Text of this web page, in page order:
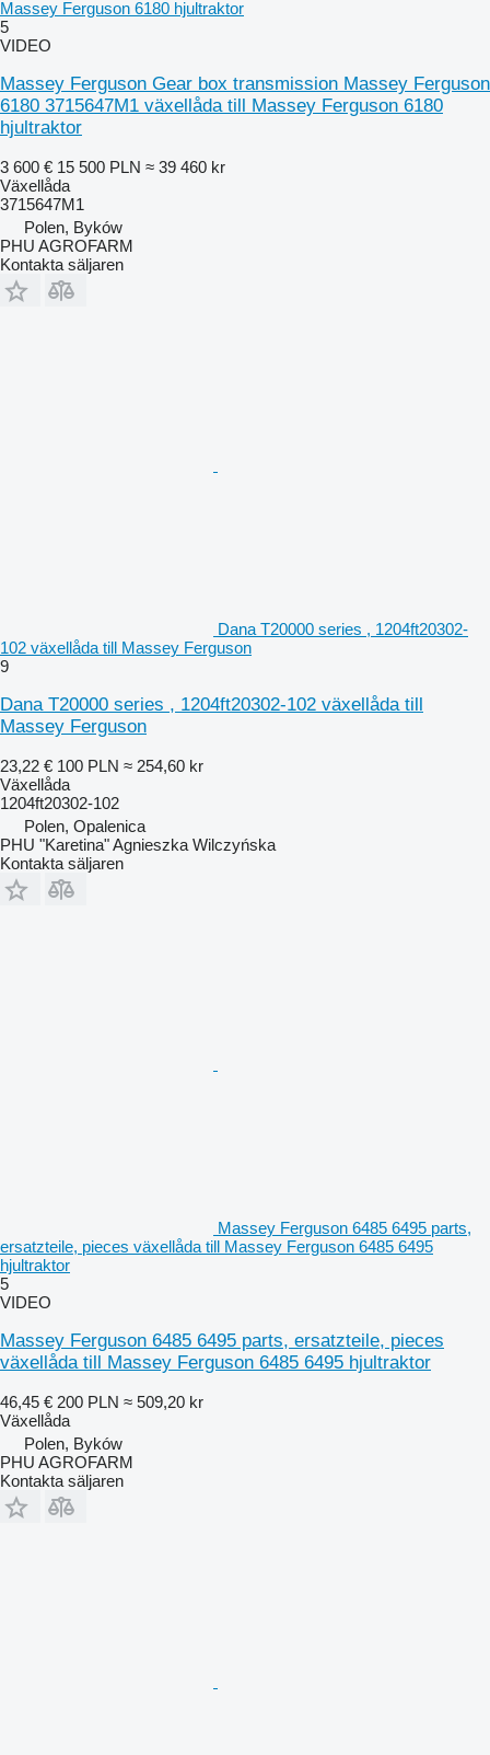
Massey Ferguson 6180 hjultraktor
5
VIDEO
Massey Ferguson Gear box transmission Massey Ferguson
6180 3715647M1 växellåda till Massey Ferguson 6180
hjultraktor
3 600 € 15 500 PLN ≈ 39 460 kr
Växellåda
3715647M1
Polen, Byków
PHU AGROFARM
Kontakta säljaren
Dana T20000 series , 1204ft20302-
102 växellåda till Massey Ferguson
9
Dana T20000 series , 1204ft20302-102 växellåda till
Massey Ferguson
23,22 € 100 PLN ≈ 254,60 kr
Växellåda
1204ft20302-102
Polen, Opalenica
PHU "Karetina" Agnieszka Wilczyńska
Kontakta säljaren
Massey Ferguson 6485 6495 parts,
ersatzteile, pieces växellåda till Massey Ferguson 6485 6495
hjultraktor
5
VIDEO
Massey Ferguson 6485 6495 parts, ersatzteile, pieces
växellåda till Massey Ferguson 6485 6495 hjultraktor
46,45 € 200 PLN ≈ 509,20 kr
Växellåda
Polen, Byków
PHU AGROFARM
Kontakta säljaren